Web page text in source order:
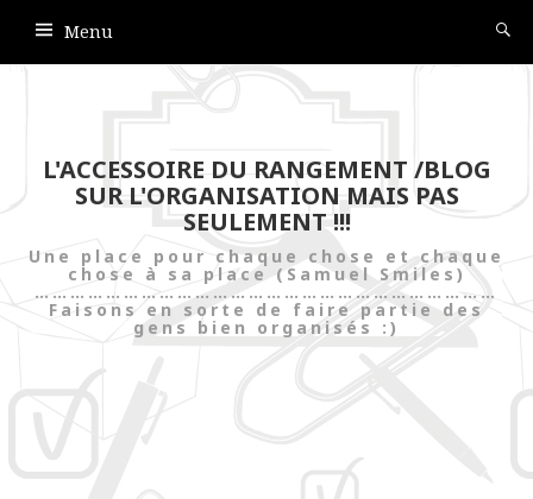
Menu
L'ACCESSOIRE DU RANGEMENT /BLOG
SUR L'ORGANISATION MAIS PAS
SEULEMENT !!!
Une place pour chaque chose et chaque
chose à sa place (Samuel Smiles)
……………………………………………………………………
Faisons en sorte de faire partie des
gens bien organisés :)